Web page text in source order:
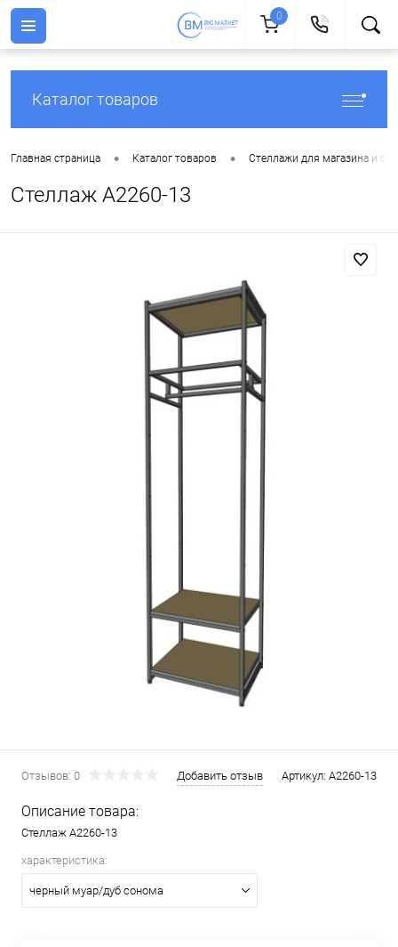
Каталог товаров
Главная страница • Каталог товаров • Стеллажи для магазина и
Стеллаж A2260-13
Отзывов: 0 Добавить отзыв Артикул: A2260-13
Описание товара:
Стеллаж A2260-13
характеристика:
черный муар/дуб сонома
0